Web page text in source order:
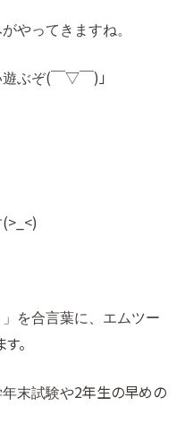
やってきますね。
遊ぶぞ(￣▽￣)」
(>_<)
を合言葉に、エムツー
。
末試験や2年生の早めの